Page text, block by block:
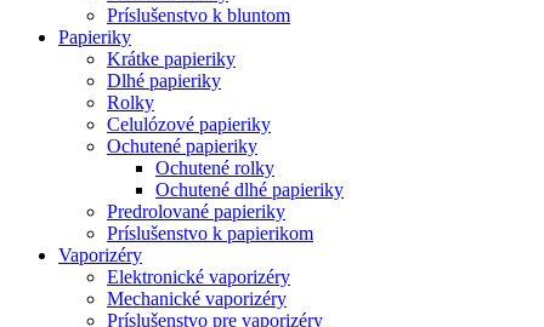
Príslušenstvo k bluntom
Papieriky
Krátke papieriky
Dlhé papieriky
Rolky
Celulózové papieriky
Ochutené papieriky
Ochutené rolky
Ochutené dlhé papieriky
Predrolované papieriky
Príslušenstvo k papierikom
Vaporizéry
Elektronické vaporizéry
Mechanické vaporizéry
Príslušenstvo pre vaporizéry